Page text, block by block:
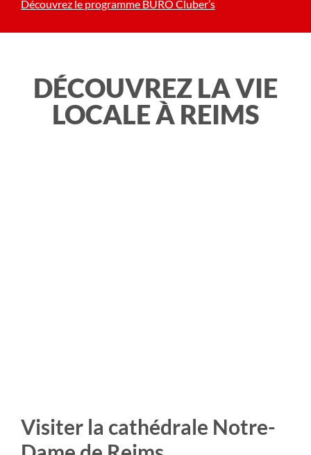
Découvrez le programme BURO Cluber’s
DÉCOUVREZ LA VIE
LOCALE À REIMS
Visiter la cathédrale Notre-